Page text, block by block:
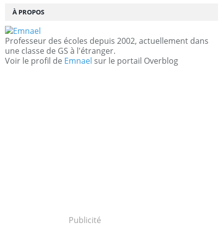
À PROPOS
Professeur des écoles depuis 2002, actuellement dans
une classe de GS à l'étranger.
Voir le profil de Emnael sur le portail Overblog
Publicité